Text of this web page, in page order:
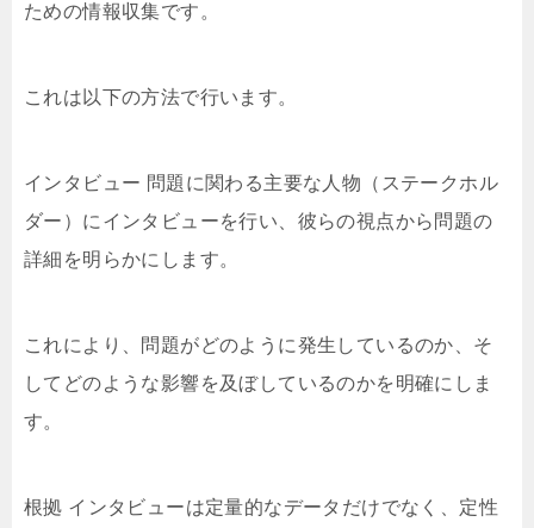
ための情報収集です。
これは以下の方法で行います。
インタビュー 問題に関わる主要な人物（ステークホル
ダー）にインタビューを行い、彼らの視点から問題の
詳細を明らかにします。
これにより、問題がどのように発生しているのか、そ
してどのような影響を及ぼしているのかを明確にしま
す。
根拠 インタビューは定量的なデータだけでなく、定性